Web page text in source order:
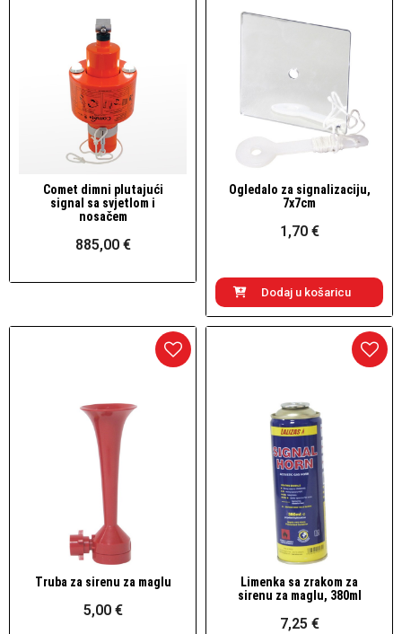
Brzi pogled
Comet dimni plutajući
signal sa svjetlom i
nosačem
885,00 €
Brzi pogled
Ogledalo za signalizaciju,
7x7cm
1,70 €
Dodaj u košaricu
Brzi pogled
Truba za sirenu za maglu
5,00 €
Brzi pogled
Limenka sa zrakom za
sirenu za maglu, 380ml
7,25 €